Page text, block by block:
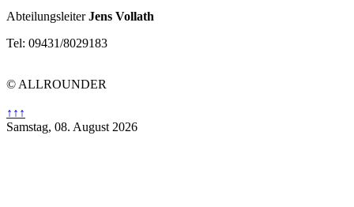
AbteilungsleiterJens Vollath
Tel: 09431/8029183
© ALLROUNDER
↑↑↑
Samstag, 08. August 2026